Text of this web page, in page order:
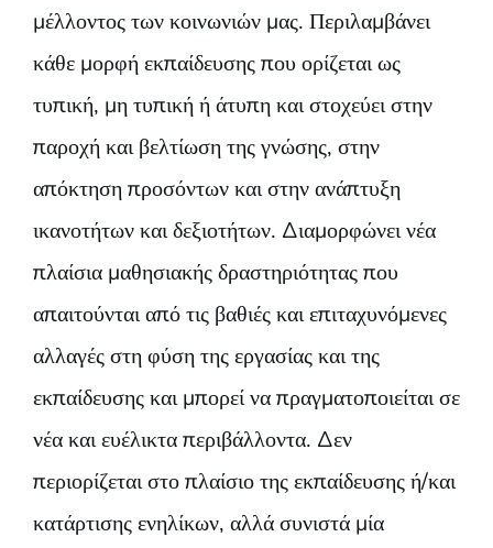
μέλλοντος των κοινωνιών μας. Περιλαμβάνει
κάθε μορφή εκπαίδευσης που ορίζεται ως
τυπική, μη τυπική ή άτυπη και στοχεύει στην
παροχή και βελτίωση της γνώσης, στην
απόκτηση προσόντων και στην ανάπτυξη
ικανοτήτων και δεξιοτήτων. Διαμορφώνει νέα
πλαίσια μαθησιακής δραστηριότητας που
απαιτούνται από τις βαθιές και επιταχυνόμενες
αλλαγές στη φύση της εργασίας και της
εκπαίδευσης και μπορεί να πραγματοποιείται σε
νέα και ευέλικτα περιβάλλοντα. Δεν
περιορίζεται στο πλαίσιο της εκπαίδευσης ή/και
κατάρτισης ενηλίκων, αλλά συνιστά μία